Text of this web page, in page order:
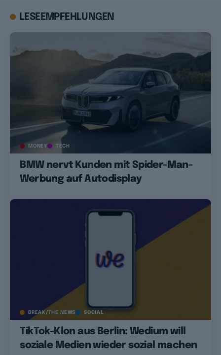
LESEEMPFEHLUNGEN
MONEY TECH
BMW nervt Kunden mit Spider-Man-
Werbung auf Autodisplay
BREAK/THE NEWS SOCIAL
TikTok-Klon aus Berlin: Wedium will
soziale Medien wieder sozial machen